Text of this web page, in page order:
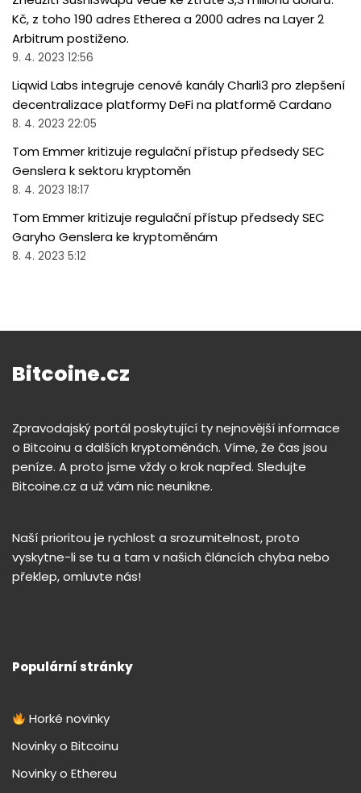
Kč, z toho 190 adres Etherea a 2000 adres na Layer 2
Arbitrum postiženo.
9. 4. 2023 12:56
Liqwid Labs integruje cenové kanály Charli3 pro zlepšení
decentralizace platformy DeFi na platformě Cardano
8. 4. 2023 22:05
Tom Emmer kritizuje regulační přístup předsedy SEC
Genslera k sektoru kryptoměn
8. 4. 2023 18:17
Tom Emmer kritizuje regulační přístup předsedy SEC
Garyho Genslera ke kryptoměnám
8. 4. 2023 5:12
Bitcoine.cz
Zpravodajský portál poskytující ty nejnovější informace
o Bitcoinu a dalších kryptoměnách. Víme, že čas jsou
peníze. A proto jsme vždy o krok napřed. Sledujte
Bitcoine.cz a už vám nic neunikne.
Naší prioritou je rychlost a srozumitelnost, proto
vyskytne-li se tu a tam v našich článcích chyba nebo
překlep, omluvte nás!
Populární stránky
Horké novinky
Novinky o Bitcoinu
Novinky o Ethereu